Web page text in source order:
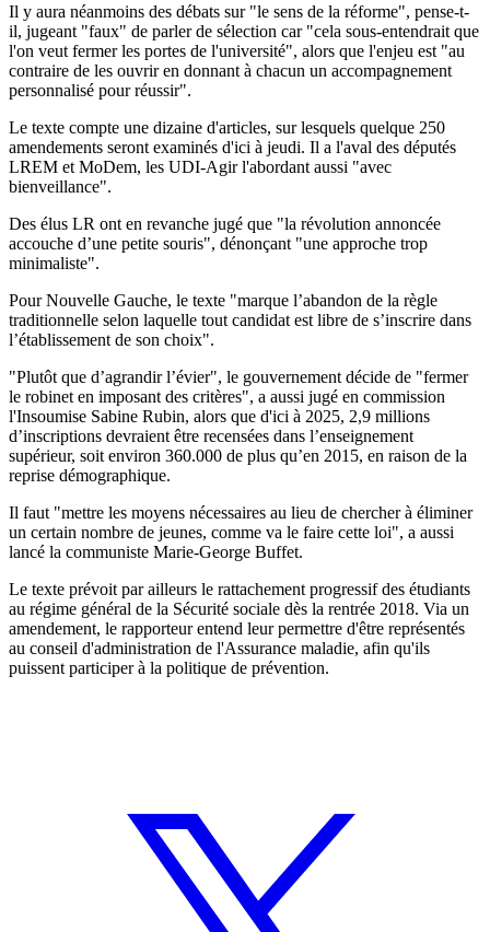
Il y aura néanmoins des débats sur "le sens de la réforme", pense-t-
il, jugeant "faux" de parler de sélection car "cela sous-entendrait que
l'on veut fermer les portes de l'université", alors que l'enjeu est "au
contraire de les ouvrir en donnant à chacun un accompagnement
personnalisé pour réussir".
Le texte compte une dizaine d'articles, sur lesquels quelque 250
amendements seront examinés d'ici à jeudi. Il a l'aval des députés
LREM et MoDem, les UDI-Agir l'abordant aussi "avec
bienveillance".
Des élus LR ont en revanche jugé que "la révolution annoncée
accouche d’une petite souris", dénonçant "une approche trop
minimaliste".
Pour Nouvelle Gauche, le texte "marque l’abandon de la règle
traditionnelle selon laquelle tout candidat est libre de s’inscrire dans
l’établissement de son choix".
"Plutôt que d’agrandir l’évier", le gouvernement décide de "fermer
le robinet en imposant des critères", a aussi jugé en commission
l'Insoumise Sabine Rubin, alors que d'ici à 2025, 2,9 millions
d’inscriptions devraient être recensées dans l’enseignement
supérieur, soit environ 360.000 de plus qu’en 2015, en raison de la
reprise démographique.
Il faut "mettre les moyens nécessaires au lieu de chercher à éliminer
un certain nombre de jeunes, comme va le faire cette loi", a aussi
lancé la communiste Marie-George Buffet.
Le texte prévoit par ailleurs le rattachement progressif des étudiants
au régime général de la Sécurité sociale dès la rentrée 2018. Via un
amendement, le rapporteur entend leur permettre d'être représentés
au conseil d'administration de l'Assurance maladie, afin qu'ils
puissent participer à la politique de prévention.